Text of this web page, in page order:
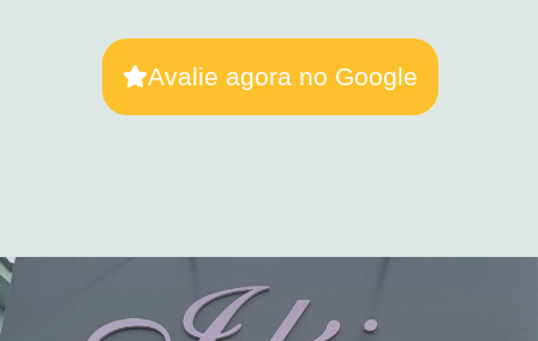
Avalie agora no Google